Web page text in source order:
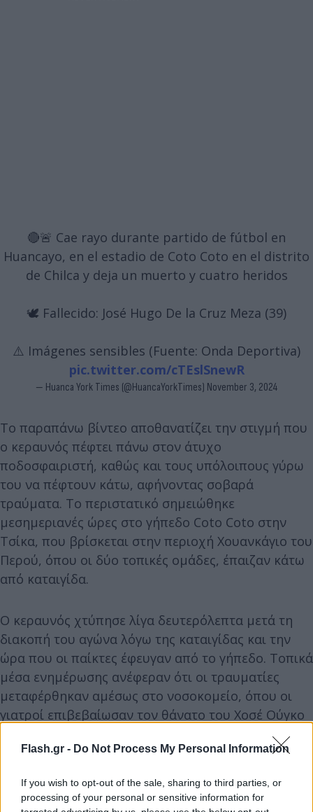
Flash.gr - Do Not Process My Personal Information
If you wish to opt-out of the sale, sharing to third parties, or
processing of your personal or sensitive information for
🔴🚨 Cae rayo durante partido de fútbol en
Huancayo, en el estadio de Coto Coto en el distrito
de Chilca y deja un muerto y cuatro heridos
🕊️ Fallecido: José Hugo De la Cruz Meza (39)
⚠️ Imágenes sensibles (Fuente: Onda Deportiva)
pic.twitter.com/cTEslSnewR
— Huanca York Times (@HuancaYorkTimes) November 3, 2024
Το παραπάνω βίντεο αποθανατίζει την στιγμή που
ο κεραυνός πέφτει πάνω στον άτυχο
ποδοσφαιριστή, καθώς και τους υπόλοιπους γύρω
του να πέφτουν κάτω, αφήνοντας σοβαρά
τραύματα. Το περιστατικό σημειώθηκε
μεσημεριανές ώρες στο γήπεδο Coto Coto στην
Τσίκα, που βρίσκεται στην περιοχή Χουανκάγιο του
Περού, όπου οι δύο τοπικές ομάδες, έπαιζαν κάτω
από καταιγίδα.
Ο κεραυνός χτύπησε λίγα δευτερόλεπτα μετά τη
διακοπή του αγώνα λόγω της καταιγίδας και την
ώρα που οι παίκτες έφευγαν από το γήπεδο. Τοπικά
μέσα ενημέρωσης ανέφεραν ότι οι τραυματίες
μεταφέρθηκαν αμέσως στο νοσοκομείο, όπου οι
γιατροί επιβεβαίωσαν τον θάνατο του Χοσέ Ούγκο
ντε λα Κρουζ Μέσα, κατά την άφιξή του. Μένει να
δούμε αν τελικά ο κεραυνός θα αποδειχθεί